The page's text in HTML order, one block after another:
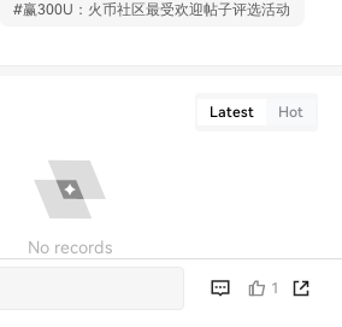
#赢300U：火币社区最受欢迎帖子评选活动
Latest Hot
No records
1